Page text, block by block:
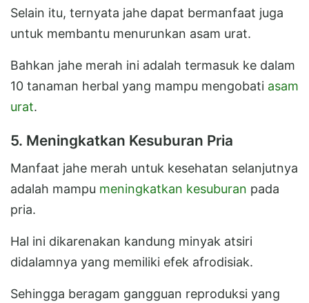
Selain itu, ternyata jahe dapat bermanfaat juga
untuk membantu menurunkan asam urat.
Bahkan jahe merah ini adalah termasuk ke dalam
10 tanaman herbal yang mampu mengobati asam
urat.
5. Meningkatkan Kesuburan Pria
Manfaat jahe merah untuk kesehatan selanjutnya
adalah mampu meningkatkan kesuburan pada
pria.
Hal ini dikarenakan kandung minyak atsiri
didalamnya yang memiliki efek afrodisiak.
Sehingga beragam gangguan reproduksi yang